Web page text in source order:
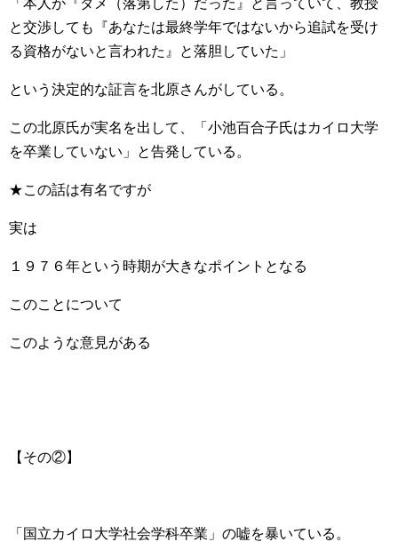
「本人が『ダメ（落第した）だった』と言っていて、教授
と交渉しても『あなたは最終学年ではないから追試を受け
る資格がないと言われた』と落胆していた」
という決定的な証言を北原さんがしている。
この北原氏が実名を出して、「小池百合子氏はカイロ大学
を卒業していない」と告発している。
★この話は有名ですが
実は
１９７６年という時期が大きなポイントとなる
このことについて
このような意見がある
【その②】
「国立カイロ大学社会学科卒業」の嘘を暴いている。